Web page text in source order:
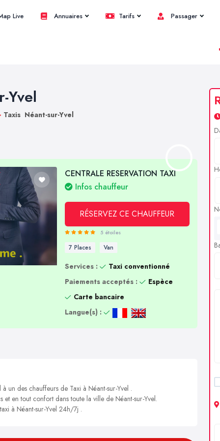
Live Annuaires Tarifs Passager
Yvel
Taxis Néant-sur-Yvel
CENTRALE RESERVATION TAXI
Infos chauffeur
RÉSERVEZ CE CHAUFFEUR
5 étoiles
7 Places Van
Services :
Taxi conventionné
Paiements acceptés :
Espèce
Carte bancaire
Langue(s) :
un des chauffeurs de Taxi à Néant-sur-Yvel .
et en tout confort dans toute la ville de Néant-sur-Yvel.
à Néant-sur-Yvel 24h/7j .